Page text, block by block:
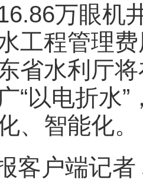
万眼机
工程管理
省水利厅
“以电折水
、智能化。
客户端记